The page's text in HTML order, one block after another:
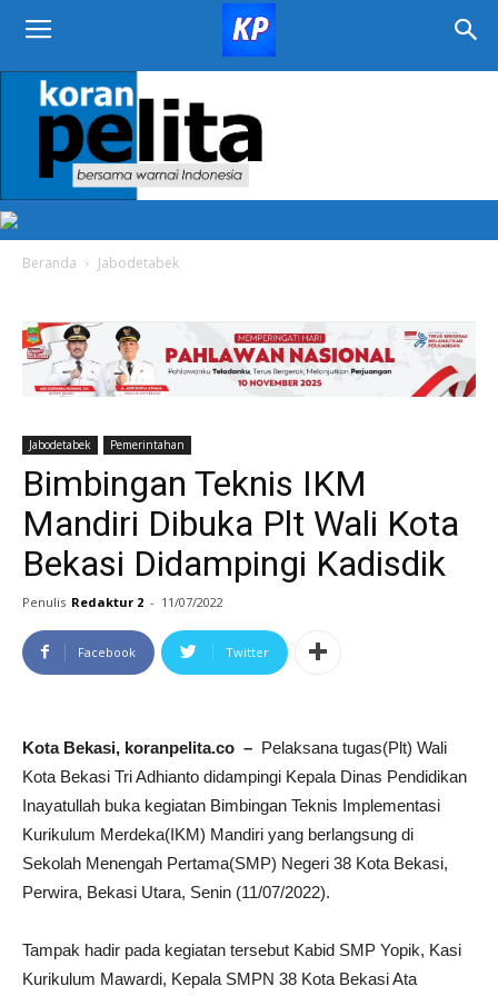
KORAN
PELITA
Beranda Jabodetabek
Jabodetabek Pemerintahan
Bimbingan Teknis IKM
Mandiri Dibuka Plt Wali Kota
Bekasi Didampingi Kadisdik
Penulis Redaktur 2 - 11/07/2022
Facebook Twitter
Kota Bekasi, koranpelita.co – Pelaksana tugas(Plt) Wali
Kota Bekasi Tri Adhianto didampingi Kepala Dinas Pendidikan
Inayatullah buka kegiatan Bimbingan Teknis Implementasi
Kurikulum Merdeka(IKM) Mandiri yang berlangsung di
Sekolah Menengah Pertama(SMP) Negeri 38 Kota Bekasi,
Perwira, Bekasi Utara, Senin (11/07/2022).
Tampak hadir pada kegiatan tersebut Kabid SMP Yopik, Kasi
Kurikulum Mawardi, Kepala SMPN 38 Kota Bekasi Ata